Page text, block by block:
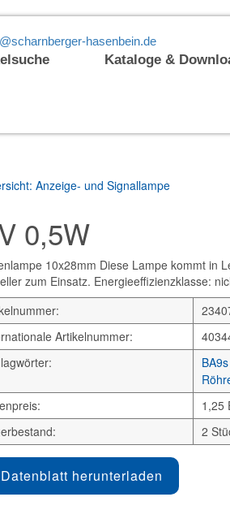
hasenbein.de
Kataloge &
Anzeige- und Signallampe
0,5W
10x28mm Diese Lampe kommt in
zum Einsatz. Energieeffizienzklasse:
Artikelnummer:
1,25
2
Datenblatt herunterladen